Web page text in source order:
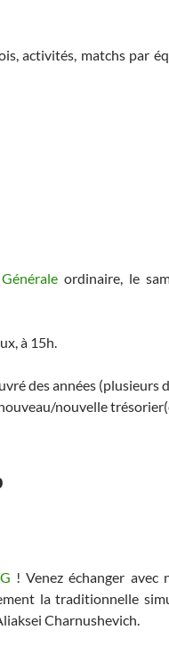
activités, matchs par
ordinaire, le
à 15h.
des années (plusieurs
nouvelle
! Venez échanger avec
la traditionnelle
Charnushevich.